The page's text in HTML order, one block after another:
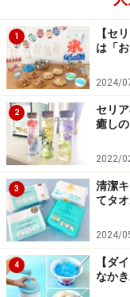
洗剤は置くだけで生
さまざまな色やイ
けで目立ってしま
するのは手間ですよ
◎これで解決！ 詰
透明な容器にするだ
1
【セ
は「
2024/
2
セリ
癒し
2022/
3
清潔
てタ
2024/
4
【ダ
なか